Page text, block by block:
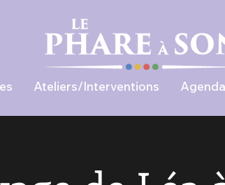
Ateliers/Interventions Agenda